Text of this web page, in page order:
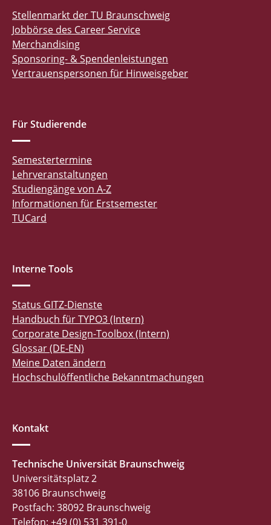
Stellenmarkt der TU Braunschweig
Jobbörse des Career Service
Merchandising
Sponsoring- & Spendenleistungen
Vertrauenspersonen für Hinweisgeber
Für Studierende
Semestertermine
Lehrveranstaltungen
Studiengänge von A-Z
Informationen für Erstsemester
TUCard
Interne Tools
Status GITZ-Dienste
Handbuch für TYPO3 (Intern)
Corporate Design-Toolbox (Intern)
Glossar (DE-EN)
Meine Daten ändern
Hochschulöffentliche Bekanntmachungen
Kontakt
Technische Universität Braunschweig
Universitätsplatz 2
38106 Braunschweig
Postfach: 38092 Braunschweig
Telefon: +49 (0) 531 391-0